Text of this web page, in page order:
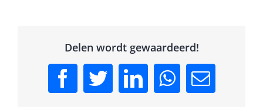
Delen wordt gewaardeerd!
Facebook
TwitterLinkedInWhatsApp
Email